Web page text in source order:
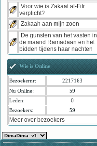
Voor wie is Zakaat al-Fitr
verplicht?
Zakaah aan mijn zoon
De gunsten van het vasten in
de maand Ramadaan en het
bidden tijdens haar nachten
Wie is Online
Bezoekernr:
2217163
Nu Online:
59
Leden:
0
Bezoekers:
59
Meer over bezoekers